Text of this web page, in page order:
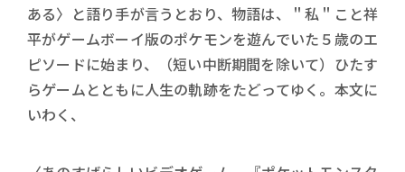
ある〉と語り手が言うとおり、物語は、＂私＂こと祥
平がゲームボーイ版のポケモンを遊んでいた５歳のエ
ピソードに始まり、（短い中断期間を除いて）ひたす
らゲームとともに人生の軌跡をたどってゆく。本文に
いわく、